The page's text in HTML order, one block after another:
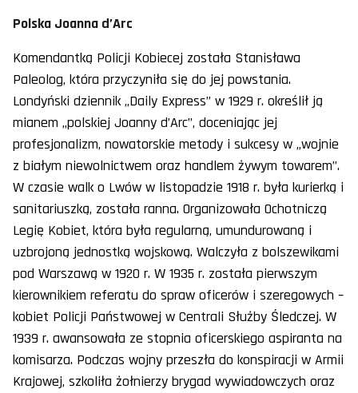
Polska Joanna d’Arc
Komendantką Policji Kobiecej została Stanisława
Paleolog, która przyczyniła się do jej powstania.
Londyński dziennik „Daily Express” w 1929 r. określił ją
mianem „polskiej Joanny d’Arc”, doceniając jej
profesjonalizm, nowatorskie metody i sukcesy w „wojnie
z białym niewolnictwem oraz handlem żywym towarem”.
W czasie walk o Lwów w listopadzie 1918 r. była kurierką i
sanitariuszką, została ranna. Organizowała Ochotniczą
Legię Kobiet, która była regularną, umundurowaną i
uzbrojoną jednostką wojskową. Walczyła z bolszewikami
pod Warszawą w 1920 r. W 1935 r. została pierwszym
kierownikiem referatu do spraw oficerów i szeregowych –
kobiet Policji Państwowej w Centrali Służby Śledczej. W
1939 r. awansowała ze stopnia oficerskiego aspiranta na
komisarza. Podczas wojny przeszła do konspiracji w Armii
Krajowej, szkoliła żołnierzy brygad wywiadowczych oraz